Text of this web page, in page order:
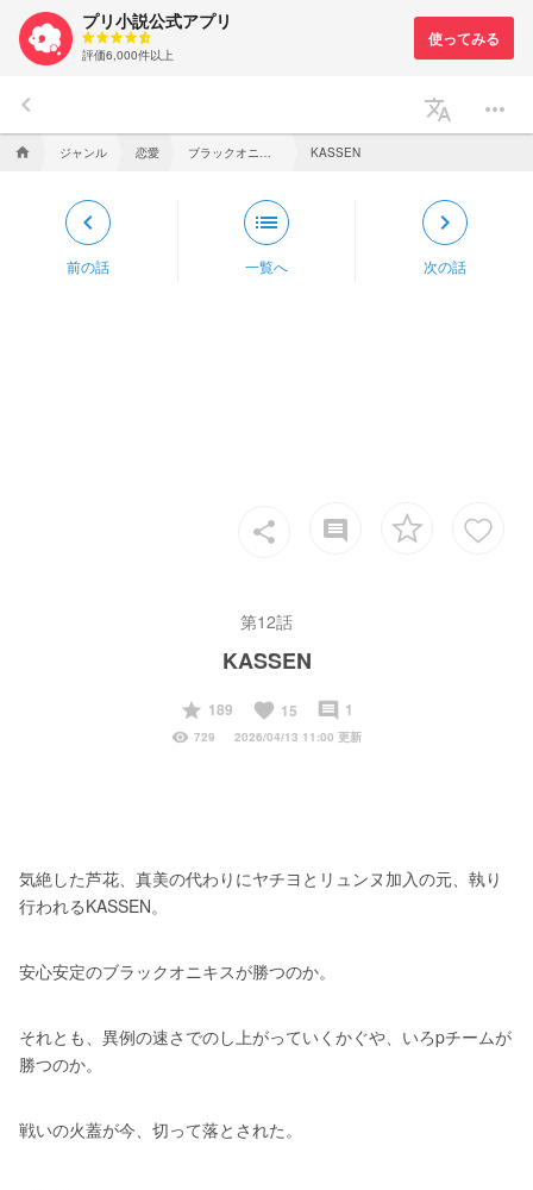
プリ小説公式アプリ
評価6,000件以上
keyboard_arrow_left translate more_horiz
home ジャンル 恋愛 KASSEN
keyboard_arrow_left
前の話
list
一覧へ
keyboard_arrow_right
次の話
share insert_comment
第12話
KASSEN
start
189 favorite 15 insert_comment 1
visibility 729 2026/04/13 11:00 更新
気絶した芦花、真美の代わりにヤチヨとリュンヌ加入の元、執り
行われるKASSEN。
安心安定のブラックオニキスが勝つのか。
それとも、異例の速さでのし上がっていくかぐや、いろpチームが
勝つのか。
戦いの火蓋が今、切って落とされた。